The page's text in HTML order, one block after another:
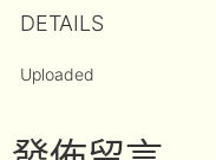
DETAILS
Uploaded